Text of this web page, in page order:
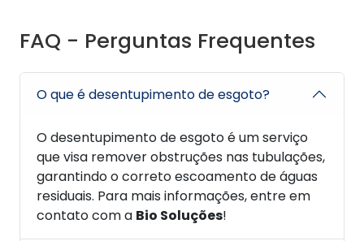
FAQ - Perguntas Frequentes
O que é desentupimento de esgoto?
O desentupimento de esgoto é um serviço
que visa remover obstruções nas tubulações,
garantindo o correto escoamento de águas
residuais. Para mais informações, entre em
contato com a Bio Soluções!